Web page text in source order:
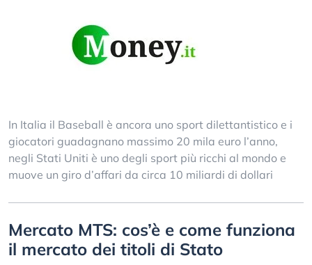
In Italia il Baseball è ancora uno sport dilettantistico e i
giocatori guadagnano massimo 20 mila euro l’anno,
negli Stati Uniti è uno degli sport più ricchi al mondo e
muove un giro d’affari da circa 10 miliardi di dollari
Mercato MTS: cos’è e come funziona
il mercato dei titoli di Stato